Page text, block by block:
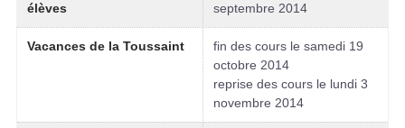
élèves
septembre 2014
Vacances de la Toussaint
fin des cours le samedi 19
octobre 2014
reprise des cours le lundi 3
novembre 2014